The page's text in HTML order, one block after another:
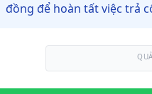
đồng để hoàn tất việc trả